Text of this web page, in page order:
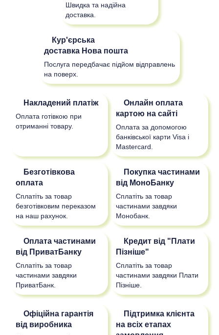
Швидка та надійна
доставка.
Кур'єрська
доставка Нова пошта
Послуга передбачає підйом відправлень
на поверх.
Накладений платіж
Оплата готівкою при
отриманні товару.
Онлайн оплата
картою на сайті
Оплата за допомогою
банківської карти Visa і
Mastercard.
Безготівкова
оплата
Сплатіть за товар
безготівковим переказом
на наш рахунок.
Покупка частинами
від МоноБанку
Сплатіть за товар
частинами завдяки
Монобанк.
Оплата частинами
від ПриватБанку
Сплатіть за товар
частинами завдяки
ПриватБанк.
Кредит від "Плати
Пізніше"
Сплатіть за товар
частинами завдяки Плати
Пізніше.
Офіційна гарантія
від виробника
Підтримка клієнта
на всіх етапах